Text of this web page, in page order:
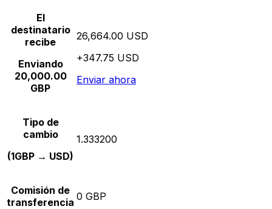
El
destinatario
recibe
Enviando
20,000.00
GBP
26,664.00 USD
+347.75 USD
Enviar ahora
Tipo de
cambio
(1GBP → USD)
1.333200
Comisión de
transferencia 0 GBP